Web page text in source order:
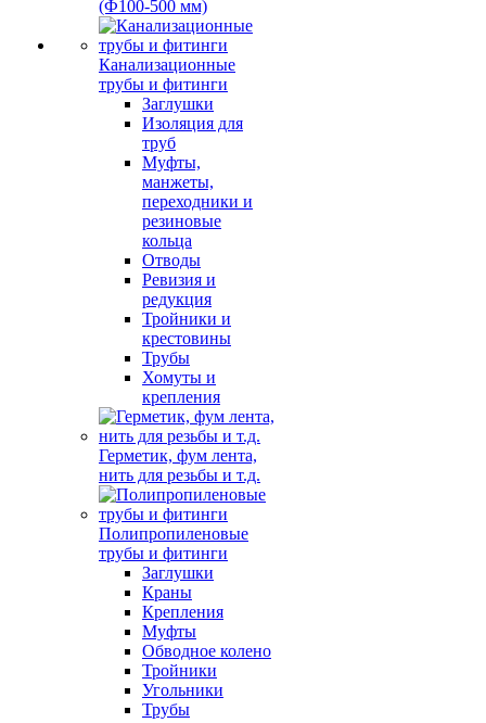
(Ф100-500 мм)
Канализационные
трубы и фитинги
Заглушки
Изоляция для
труб
Муфты,
манжеты,
переходники и
резиновые
кольца
Отводы
Ревизия и
редукция
Тройники и
крестовины
Трубы
Хомуты и
крепления
Герметик, фум лента,
нить для резьбы и т.д.
Полипропиленовые
трубы и фитинги
Заглушки
Краны
Крепления
Муфты
Обводное колено
Тройники
Угольники
Трубы